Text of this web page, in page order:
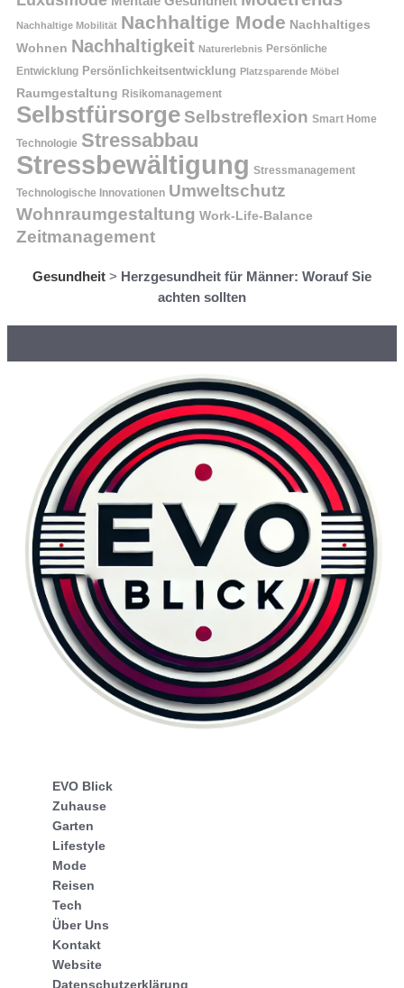
Nachhaltige Mobilität Nachhaltige Mode Nachhaltiges
Wohnen Nachhaltigkeit Naturerlebnis Persönliche
Entwicklung Persönlichkeitsentwicklung Platzsparende Möbel
Raumgestaltung Risikomanagement
Selbstfürsorge Selbstreflexion Smart Home
Technologie Stressabbau
Stressbewältigung Stressmanagement
Technologische Innovationen Umweltschutz
Wohnraumgestaltung Work-Life-Balance
Zeitmanagement
Gesundheit > Herzgesundheit für Männer: Worauf Sie
achten sollten
EVO Blick
Zuhause
Garten
Lifestyle
Mode
Reisen
Tech
Über Uns
Kontakt
Website
Datenschutzerklärung